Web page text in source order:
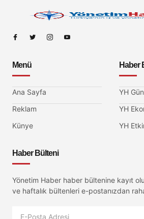
Menü
Ana Sayfa
Reklam
Künye
Haber
YH
YH
YH
Haber Bülteni
Yönetim Haber haber bültenine kayıt
ve haftalık bültenleri e-postanızdan